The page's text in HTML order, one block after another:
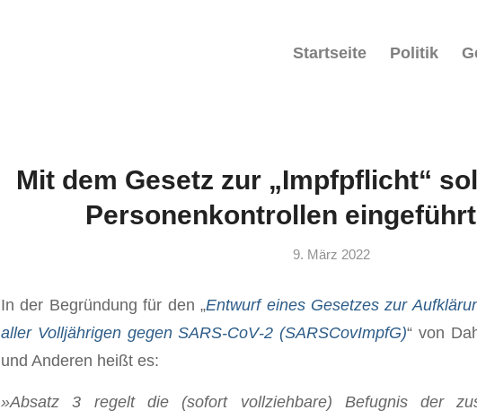
Startseite Politik
Mit dem Gesetz zur „Impfpflicht“
Personenkontrollen
9. März 2022
In der Begründung für den „Entwurf eines Gesetzes zur
aller Volljährigen gegen SARS-CoV‑2 (SARSCovImpfG)“ von
und Anderen heißt es:
»Absatz 3 regelt die (sofort vollziehbare) Befugnis der